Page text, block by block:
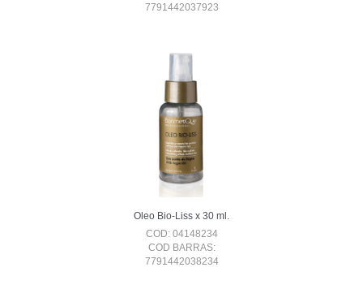
7791442037923
Oleo Bio-Liss x 30 ml.
COD: 04148234
COD BARRAS:
7791442038234